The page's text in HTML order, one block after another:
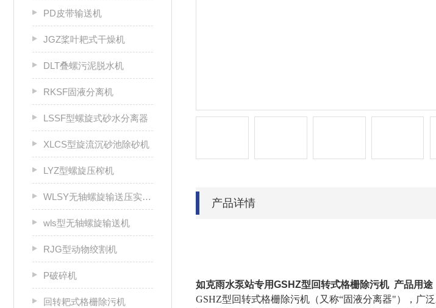
PD皮带输送机
JGZ桨叶耙式干燥机
DLT叠螺污泥脱水机
RKSF固液分离机
LSSF型螺旋式砂水分离器
XLCS型旋流沉砂池除砂机
LYZ型螺旋压榨机
WLSY无轴螺旋输送压实一体机
wls型无轴螺旋输送机
RJG型动物绞割机
P破碎机
回转耙式格栅除污机
产品详情
如克雨水泵站专用GSHZ型回转式格栅除污机 产品用途
GSHZ型回转式格栅除污机（又称“固液分离器"），广